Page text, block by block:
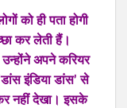
को ही पता होगी
कर लेती हैं।
अपने करियर
इंडिया डांस’ से
नहीं देखा। इसके